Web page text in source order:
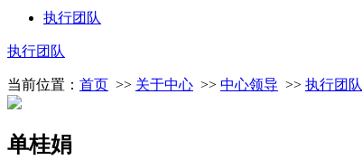
执行团队
执行团队
当前位置： 首页 >> 关于中心 >> 中心领导 >> 执行团队
单桂娟